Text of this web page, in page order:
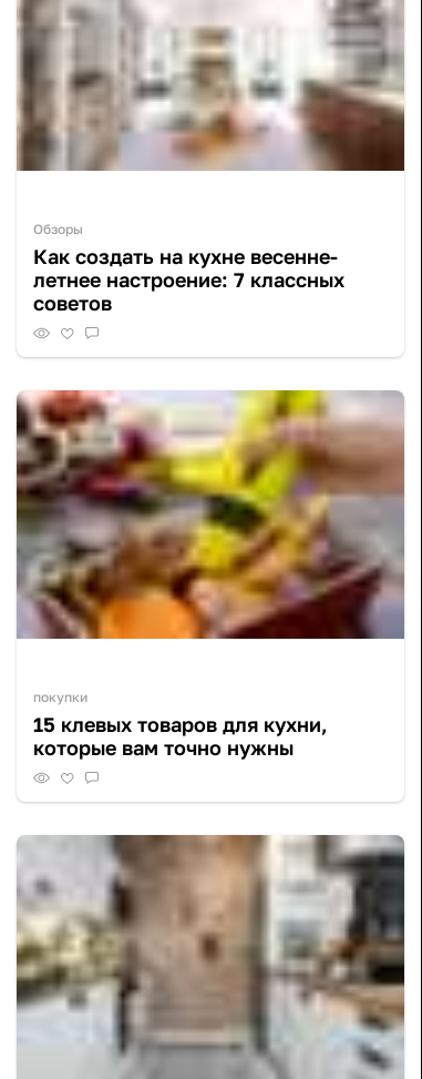
Обзоры
Как создать на кухне весенне-
летнее настроение: 7 классных
советов
покупки
15 клевых товаров для кухни,
которые вам точно нужны